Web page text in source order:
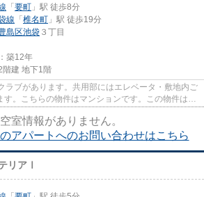
「 要町 」駅 徒歩8分
線 「 椎名町 」駅 徒歩19分
島区池袋 ３丁目
築12年
階建 地下1階
ラブがあります。共用部にはエレベータ・敷地内ご
。こちらの物件はマンションです。この物件は駅
室情報がありません。
アパートへのお問い合わせはこちら
リアⅠ